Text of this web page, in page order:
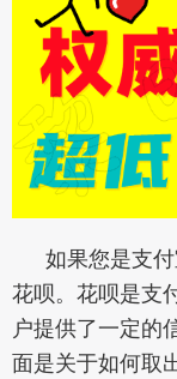
如果您是支
花呗。花呗是支
户提供了一定的
面是关于如何取